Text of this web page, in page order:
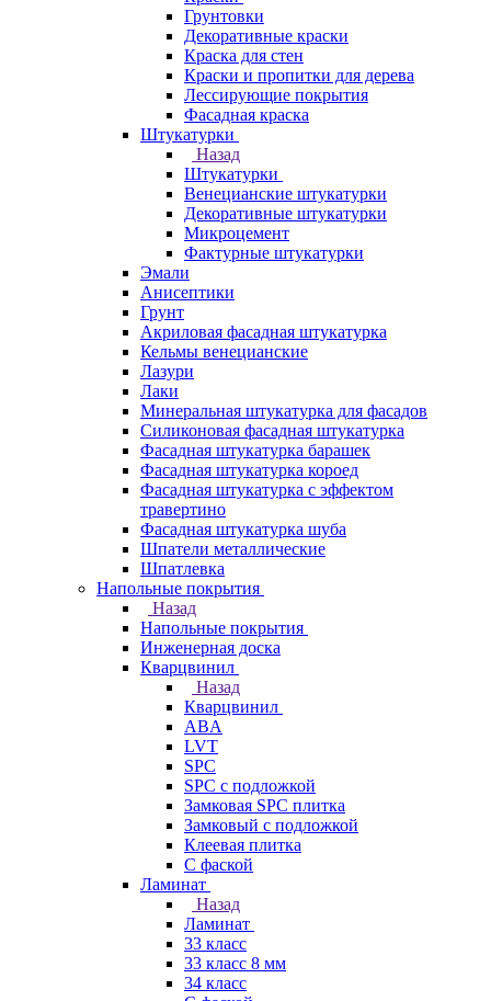
Грунтовки
Декоративные краски
Краска для стен
Краски и пропитки для дерева
Лессирующие покрытия
Фасадная краска
Штукатурки
Назад
Штукатурки
Венецианские штукатурки
Декоративные штукатурки
Микроцемент
Фактурные штукатурки
Эмали
Анисептики
Грунт
Акриловая фасадная штукатурка
Кельмы венецианские
Лазури
Лаки
Минеральная штукатурка для фасадов
Силиконовая фасадная штукатурка
Фасадная штукатурка барашек
Фасадная штукатурка короед
Фасадная штукатурка с эффектом
травертино
Фасадная штукатурка шуба
Шпатели металлические
Шпатлевка
Напольные покрытия
Назад
Напольные покрытия
Инженерная доска
Кварцвинил
Назад
Кварцвинил
ABA
LVT
SPC
SPC с подложкой
Замковая SPC плитка
Замковый с подложкой
Клеевая плитка
С фаской
Ламинат
Назад
Ламинат
33 класс
33 класс 8 мм
34 класс